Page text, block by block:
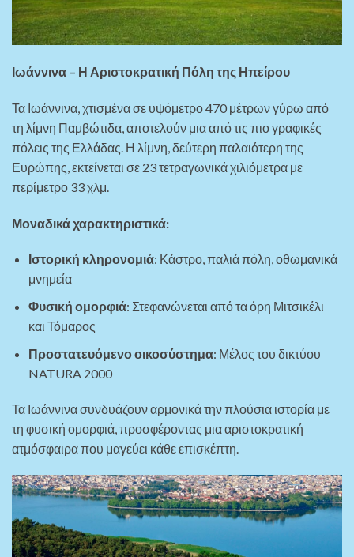
Ιωάννινα – Η Αριστοκρατική Πόλη της Ηπείρου
Τα Ιωάννινα, χτισμένα σε υψόμετρο 470 μέτρων γύρω από
τη λίμνη Παμβώτιδα, αποτελούν μια από τις πιο γραφικές
πόλεις της Ελλάδας. Η λίμνη, δεύτερη παλαιότερη της
Ευρώπης, εκτείνεται σε 23 τετραγωνικά χιλιόμετρα με
περίμετρο 33 χλμ.
Μοναδικά χαρακτηριστικά:
Ιστορική κληρονομιά: Κάστρο, παλιά πόλη, οθωμανικά
μνημεία
Φυσική ομορφιά: Στεφανώνεται από τα όρη Μιτσικέλι
και Τόμαρος
Προστατευόμενο οικοσύστημα: Μέλος του δικτύου
NATURA 2000
Τα Ιωάννινα συνδυάζουν αρμονικά την πλούσια ιστορία με
τη φυσική ομορφιά, προσφέροντας μια αριστοκρατική
ατμόσφαιρα που μαγεύει κάθε επισκέπτη.